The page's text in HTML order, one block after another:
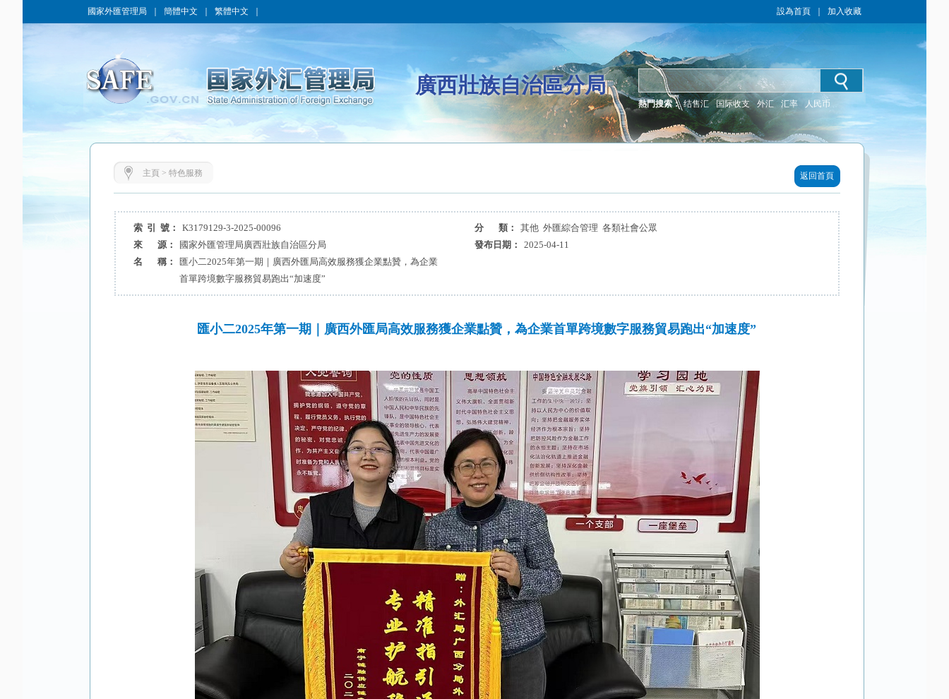
國家外匯管理局 簡體中文 繁體中文 設為首頁 加入收藏
廣西壯族自治區分局
熱門搜索： 结售汇 国际收支 外汇 汇率 人民币
主頁 > 特色服務 返回首頁
索 引 號： K3179129-3-2025-00096 分 類：
其他 外匯綜合管理 各類社會公眾
來 源：
國家外匯管理局廣西壯族自治區分局 發布日期：
2025-04-11
名 稱：
匯小二2025年第一期｜廣西外匯局高效服務獲企業點贊，為企業
首單跨境數字服務貿易跑出“加速度”
匯小二2025年第一期｜廣西外匯局高效服務獲企業點贊，為企業首單跨境數字服務貿易跑出“加速度”